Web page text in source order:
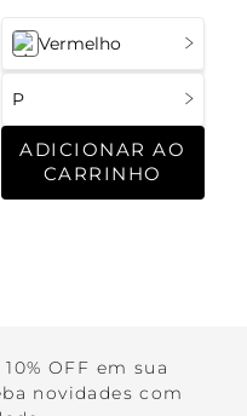
Vermelho
P
ADICIONAR AO
CARRINHO
OFF em sua
novidades com